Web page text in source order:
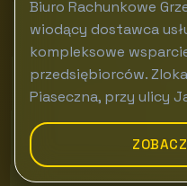
Biuro Rachunkowe
wiodący dostawca
kompleksowe
przedsiębiorców.
Piaseczna, przy ulicy